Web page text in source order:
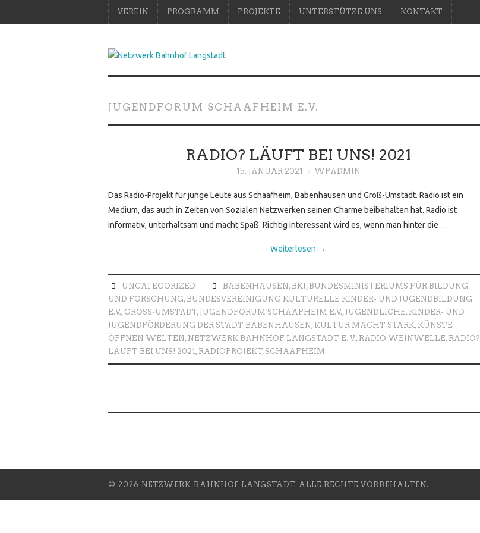
VEREIN PROGRAMM PROJEKTE UNTERSTÜTZE UNS KONTAKT
JUGENDFORUM SCHAAFHEIM E.V.
RADIO? LÄUFT BEI UNS! 2021
15. JANUAR 2021 WPADMIN
Das Radio-Projekt für junge Leute aus Schaafheim, Babenhausen und Groß-Umstadt. Radio ist ein
Medium, das auch in Zeiten von Sozialen Netzwerken seinen Charme beibehalten hat. Radio ist
informativ, unterhaltsam und macht Spaß. Richtig interessant wird es, wenn man hinter die…
Weiterlesen →
UNCATEGORIZED BABENHAUSEN, BKJ, BUNDESMINISTERIUMS FÜR BILDUNG
UND FORSCHUNG, BUNDESVEREINIGUNG KULTURELLE KINDER- UND JUGENDBILDUNG
E.V., GROSS-UMSTADT , JUGENDFORUM SCHAAFHEIM E.V., JUGENDLICHE, KINDER- UND
JUGENDFÖRDERUNG DER STADT BABENHAUSEN, KULTUR MACHT STARK, KÜNSTE
ÖFFNEN WELTEN, NETZWERK BAHNHOF LANGSTADT E. V., RADIO WEINWELLE, RADIO?
LÄUFT BEI UNS! 2021, RADIOPROJEKT, SCHAAFHEIM
© 2026 NETZWERK BAHNHOF LANGSTADT. ALLE RECHTE VORBEHALTEN.